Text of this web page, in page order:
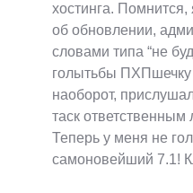
хостинга. Помнится,
об обновлении,
словами типа “не
голытьбы ПХПшечку
наоборот,
таск
Теперь у меня не
самоновейший 7.1!